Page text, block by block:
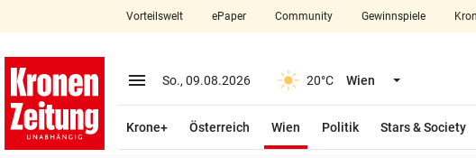
closeSchließen
account_circle Anmelden
arrow_right
Vorteilswelt ePaper Community Gewinnspiele
menu Menü aufklappen
So., 09.08.2026 20°C Wien Menü
Krone+ Österreich Wien
Politik
Stars & Society